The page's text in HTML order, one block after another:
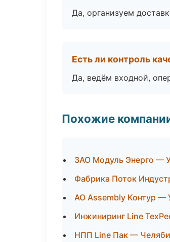
Да, организуем
Есть ли контроль
Да, ведём входной,
Похожие
ЗАО Модуль Энерго —
Фабрика Поток
АО Assembly Контур —
Инжиниринг Line
НПП Line Пак —